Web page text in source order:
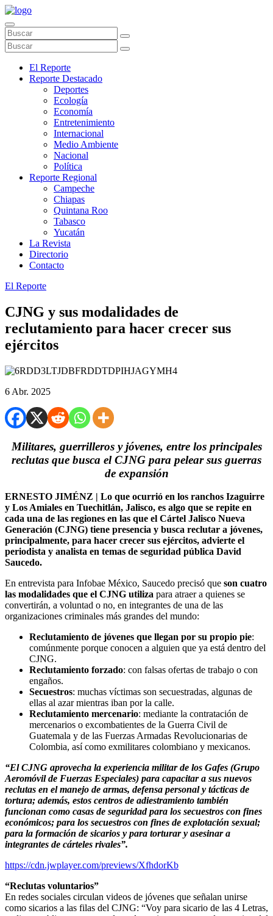
El Reporte
Reporte Destacado
Deportes
Ecología
Economía
Entretenimiento
Internacional
Medio Ambiente
Nacional
Política
Reporte Regional
Campeche
Chiapas
Quintana Roo
Tabasco
Yucatán
La Revista
Directorio
Contacto
El Reporte
CJNG y sus modalidades de
reclutamiento para hacer crecer sus
ejércitos
6 Abr. 2025
Militares, guerrilleros y jóvenes, entre los principales
reclutas que busca el CJNG para pelear sus guerras
de expansión
ERNESTO JIMÉNZ | Lo que ocurrió en los ranchos Izaguirre
y Los Amiales en Tuechitlán, Jalisco, es algo que se repite en
cada una de las regiones en las que el Cártel Jalisco Nueva
Generación (CJNG) tiene presencia y busca reclutar a jóvenes,
principalmente, para hacer crecer sus ejércitos, advierte el
periodista y analista en temas de seguridad pública David
Saucedo.
En entrevista para Infobae México, Saucedo precisó que son cuatro
las modalidades que el CJNG utiliza para atraer a quienes se
convertirán, a voluntad o no, en integrantes de una de las
organizaciones criminales más grandes del mundo:
Reclutamiento de jóvenes que llegan por su propio pie:
comúnmente porque conocen a alguien que ya está dentro del
CJNG.
Reclutamiento forzado: con falsas ofertas de trabajo o con
engaños.
Secuestros: muchas víctimas son secuestradas, algunas de
ellas al azar mientras iban por la calle.
Reclutamiento mercenario: mediante la contratación de
mercenarios o excombatientes de la Guerra Civil de
Guatemala y de las Fuerzas Armadas Revolucionarias de
Colombia, así como exmilitares colombiano y mexicanos.
“El CJNG aprovecha la experiencia militar de los Gafes (Grupo
Aeromóvil de Fuerzas Especiales) para capacitar a sus nuevos
reclutas en el manejo de armas, defensa personal y tácticas de
tortura; además, estos centros de adiestramiento también
funcionan como casas de seguridad para los secuestros con fines
económicos; para los secuestros con fines de explotación sexual;
para la formación de sicarios y para torturar y asesinar a
integrantes de cárteles rivales”.
https://cdn.jwplayer.com/previews/XfhdorKb
“Reclutas voluntarios”
En redes sociales circulan videos de jóvenes que señalan unirse
como sicarios a las filas del CJNG: “Voy para sicario de las 4 Letras,